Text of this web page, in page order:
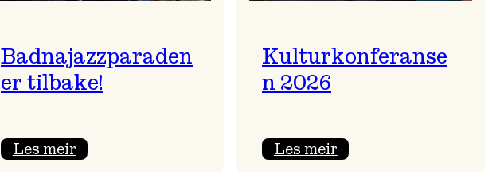
Badnajazzparaden
er tilbake!
Les meir:
Kulturkonferanse
n 2026
Les meir: